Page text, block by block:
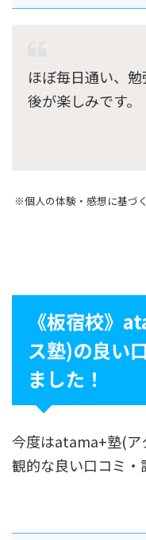
ほぼ毎日通い、
後が楽しみです。
※個人の体験・感想に基づ
《板宿校》
ス塾)の良い
ました！
今度はatama+塾(ア
観的な良い口コミ・